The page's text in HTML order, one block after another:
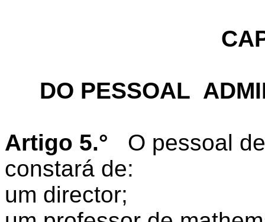
DO PESSOAL
Artigo 5.°
O pessoal
constará de:
um director;